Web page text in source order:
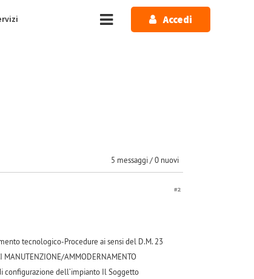
Accedi
5 messaggi / 0 nuovi
#2
tecnologico-Procedure ai sensi del D.M. 23
MANUTENZIONE/AMMODERNAMENTO
configurazione dell’impianto Il Soggetto